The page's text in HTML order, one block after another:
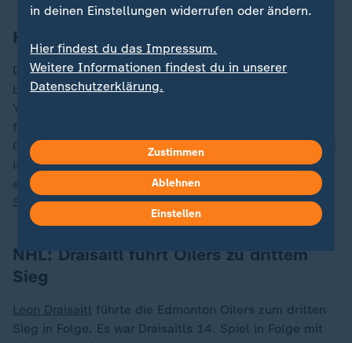
Hartenstein stellt Rekord auf
Die Oklahoma City Thunder mit Isaiah Hartenstein
bleiben unangefochten: Im Topspiel gegen die New
York Knicks feierten sie ihren 14. Sieg in Folge und
festigten mit einer 29:5-Bilanz die Spitze der Western
Conference. Hartenstein glänzte mit 14 Rebounds und
ist eine Schlüsselfigur des Erfolgs. Die Thunder
egalisierten damit ihre längste Siegesserie aus der
Saison 1995/96.
NHL: Draisaitl führt Oilers zu drittem
Sieg
Leon Draisaitl führte die Edmonton Oilers zum dritten
Sieg in Folge. Es war Draisaitls 14. Spiel in Folge mit
in deinen Einstellungen widerrufen oder ändern.
Hier findest du das Impressum.
Weitere Informationen findest du in unserer
Datenschutzerklärung.
Zustimmen
Ablehnen
Einstellen